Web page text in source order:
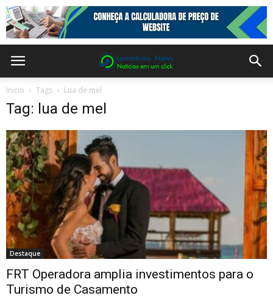
Inicio Tags Lua de mel
Tag: lua de mel
Destaque
FRT Operadora amplia investimentos para o
Turismo de Casamento